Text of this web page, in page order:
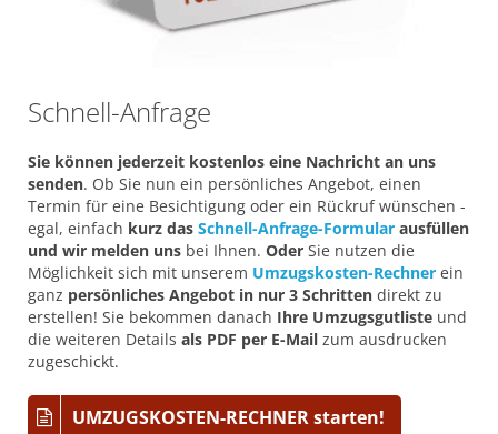
Schnell-Anfrage
Sie können jederzeit kostenlos eine Nachricht an uns
senden. Ob Sie nun ein persönliches Angebot, einen
Termin für eine Besichtigung oder ein Rückruf wünschen -
egal, einfach kurz das Schnell-Anfrage-Formular ausfüllen
und wir melden uns bei Ihnen. Oder Sie nutzen die
Möglichkeit sich mit unserem Umzugskosten-Rechner ein
ganz persönliches Angebot in nur 3 Schritten direkt zu
erstellen! Sie bekommen danach Ihre Umzugsgutliste und
die weiteren Details als PDF per E-Mail zum ausdrucken
zugeschickt.
UMZUGSKOSTEN-RECHNER starten!